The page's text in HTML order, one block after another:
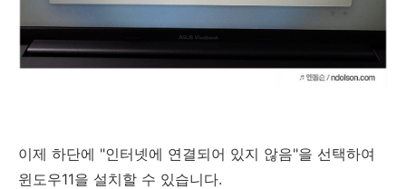
이제 하단에 "인터넷에 연결되어 있지 않음"을 선택하여
윈도우11을 설치할 수 있습니다.